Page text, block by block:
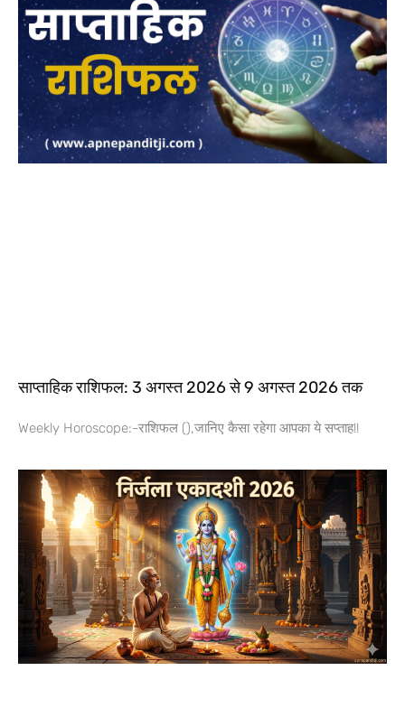
साप्ताहिक राशिफल: 3 अगस्त 2026 से 9 अगस्त 2026 तक
Weekly Horoscope:-राशिफल (),जानिए कैसा रहेगा आपका ये सप्ताह!!